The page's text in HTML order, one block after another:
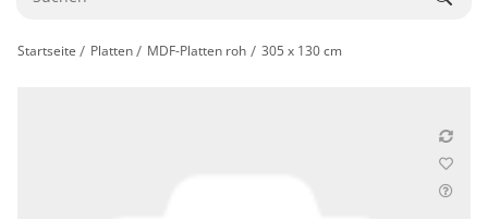
Startseite Platten MDF-Platten roh 305 x 130 cm